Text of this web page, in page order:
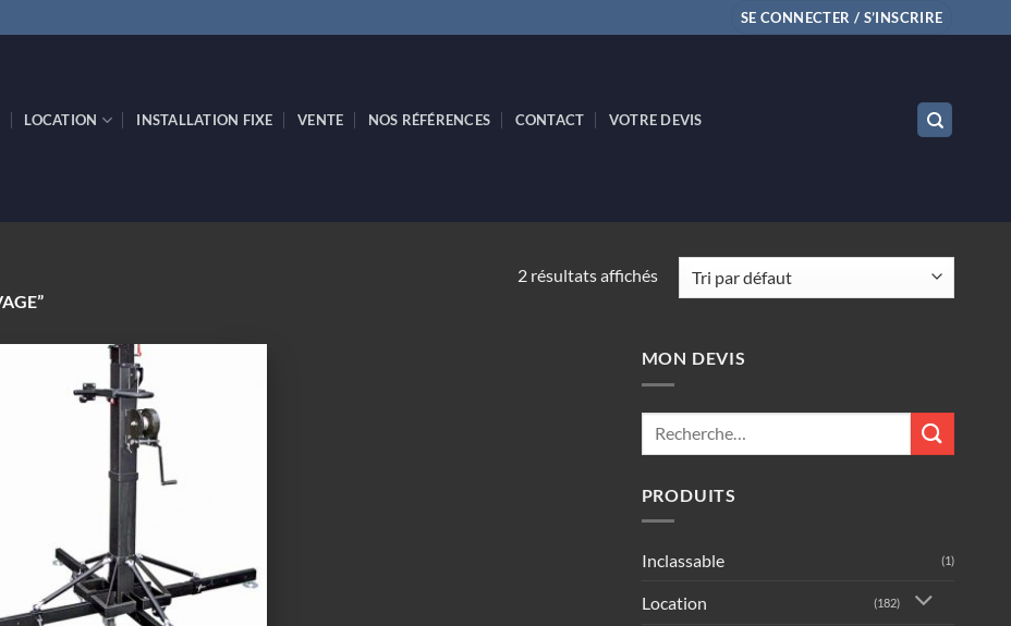
SE CONNECTER / S’INSCRIRE
LOCATION INSTALLATION FIXE VENTE NOS RÉFÉRENCES CONTACT VOTRE DEVIS
2 résultats affichés
MON DEVIS
PRODUITS
Inclassable (1)
Location (182)